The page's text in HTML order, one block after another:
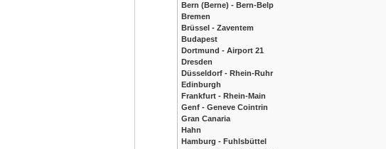
Bern (Berne) - Bern-Belp
Bremen
Brüssel - Zaventem
Budapest
Dortmund - Airport 21
Dresden
Düsseldorf - Rhein-Ruhr
Edinburgh
Frankfurt - Rhein-Main
Genf - Geneve Cointrin
Gran Canaria
Hahn
Hamburg - Fuhlsbüttel